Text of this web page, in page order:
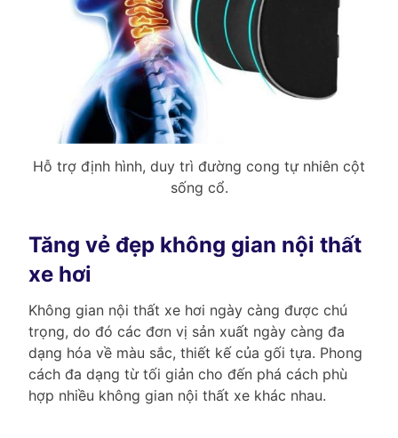
Hỗ trợ định hình, duy trì đường cong tự nhiên cột
sống cổ.
Tăng vẻ đẹp không gian nội thất
xe hơi
Không gian nội thất xe hơi ngày càng được chú
trọng, do đó các đơn vị sản xuất ngày càng đa
dạng hóa về màu sắc, thiết kế của gối tựa. Phong
cách đa dạng từ tối giản cho đến phá cách phù
hợp nhiều không gian nội thất xe khác nhau.